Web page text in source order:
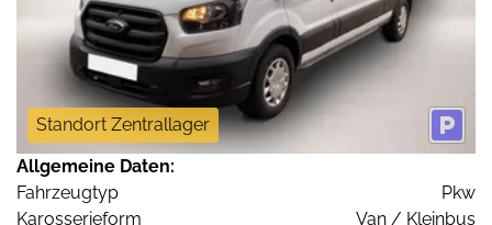
Standort Zentrallager
Allgemeine Daten:
Fahrzeugtyp
Pkw
Karosserieform
Van / Kleinbus